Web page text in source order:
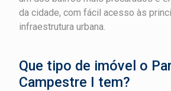
da cidade, com fácil acesso às
infraestrutura urbana.
Que tipo de imóvel o
Campestre I tem?